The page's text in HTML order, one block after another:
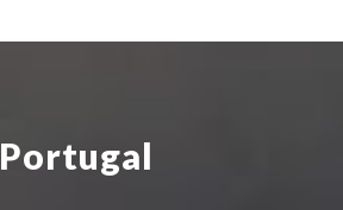
Portugal